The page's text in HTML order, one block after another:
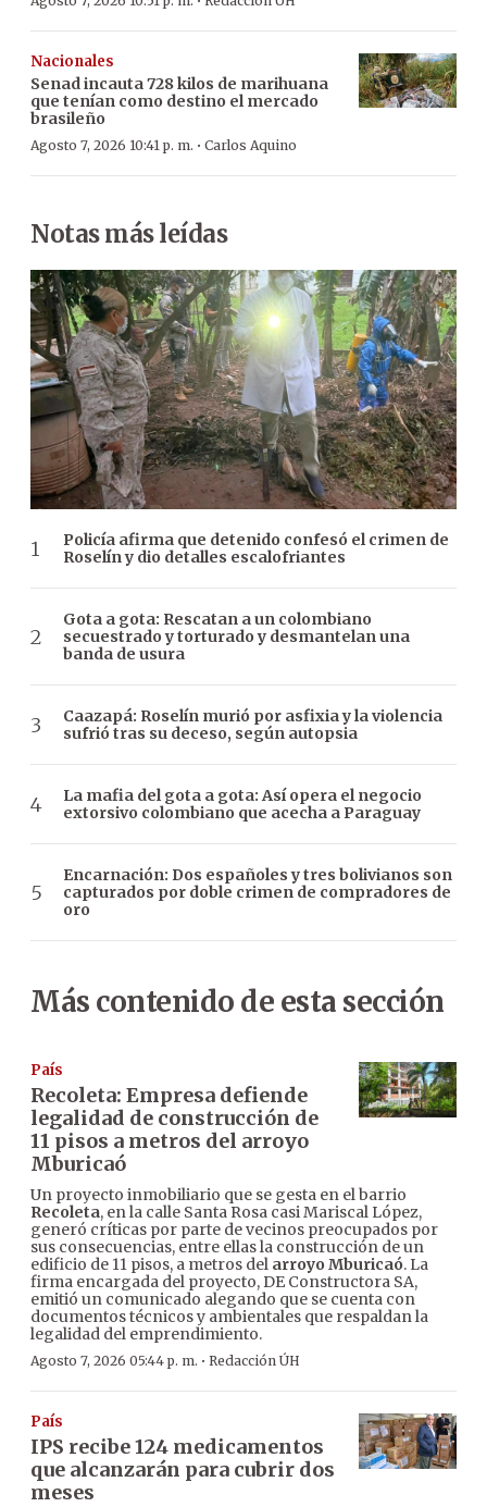
Nacionales
Senad incauta 728 kilos de marihuana
que tenían como destino el mercado
brasileño
Agosto 7, 2026 10:41 p. m. · Carlos Aquino
Notas más leídas
Policía afirma que detenido confesó el crimen de
Roselín y dio detalles escalofriantes
Gota a gota: Rescatan a un colombiano
secuestrado y torturado y desmantelan una
banda de usura
Caazapá: Roselín murió por asfixia y la violencia
sufrió tras su deceso, según autopsia
La mafia del gota a gota: Así opera el negocio
extorsivo colombiano que acecha a Paraguay
Encarnación: Dos españoles y tres bolivianos son
capturados por doble crimen de compradores de
oro
Más contenido de esta sección
País
Recoleta: Empresa defiende
legalidad de construcción de
11 pisos a metros del arroyo
Mburicaó
Un proyecto inmobiliario que se gesta en el barrio
Recoleta, en la calle Santa Rosa casi Mariscal López,
generó críticas por parte de vecinos preocupados por
sus consecuencias, entre ellas la construcción de un
edificio de 11 pisos, a metros del arroyo Mburicaó. La
firma encargada del proyecto, DE Constructora SA,
emitió un comunicado alegando que se cuenta con
documentos técnicos y ambientales que respaldan la
legalidad del emprendimiento.
Agosto 7, 2026 05:44 p. m. · Redacción ÚH
País
IPS recibe 124 medicamentos
que alcanzarán para cubrir dos
meses